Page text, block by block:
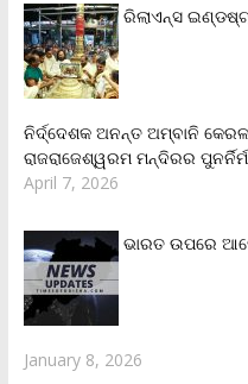
ରିଲାଏନ୍‌ସ
ନିର୍ଦ୍ଦେଶକ ଅନନ୍ତ ଅମ୍ବାନି
ରାଜରାଜେଶ୍ୱରମ ମନ୍ଦିରର
April 7, 2026
ଭାରତ ଉପରେ
January 8, 2026